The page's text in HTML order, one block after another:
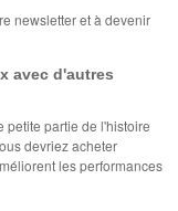
newsletter et à devenir
avec d'autres
petite partie de l'histoire
devriez acheter
les performances